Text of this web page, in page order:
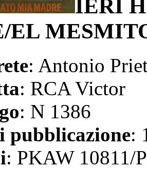
IERI
EL
: Antonio
: RCA Victor
: N 1386
pubblicazione:
: PKAW 10811/